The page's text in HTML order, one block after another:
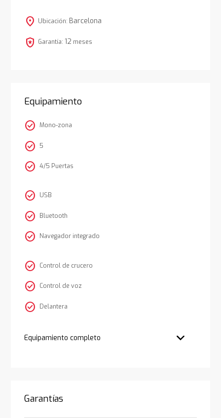
location_on Ubicación: Barcelona
local_police Garantía: 12 meses
Equipamiento
check_circle Mono-zona
check_circle 5
check_circle 4/5 Puertas
check_circle USB
check_circle Bluetooth
check_circle Navegador integrado
check_circle Control de crucero
check_circle Control de voz
check_circle Delantera
Equipamiento completo
Garantías